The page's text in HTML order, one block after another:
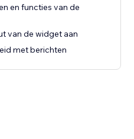
en functies van de
van de widget aan
met berichten